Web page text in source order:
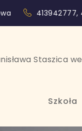
413942777,
Staszica
Szkoła